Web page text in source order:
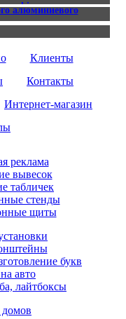
алюминиевого
из композита
Клиенты
Контакты
Интернет-магазин
реклама
вывесок
табличек
стенды
щиты
букв
авто
лайтбоксы